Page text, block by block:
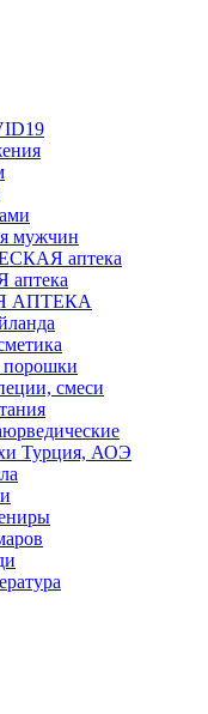
мужчин
аптека
АПТЕКА
порошки
смеси
Турция, АОЭ